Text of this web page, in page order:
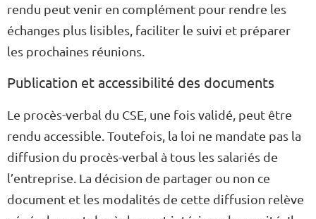
rendu peut venir en complément pour rendre les
échanges plus lisibles, faciliter le suivi et préparer
les prochaines réunions.
Publication et accessibilité des documents
Le procès-verbal du CSE, une fois validé, peut être
rendu accessible. Toutefois, la loi ne mandate pas la
diffusion du procès-verbal à tous les salariés de
l’entreprise. La décision de partager ou non ce
document et les modalités de cette diffusion relève